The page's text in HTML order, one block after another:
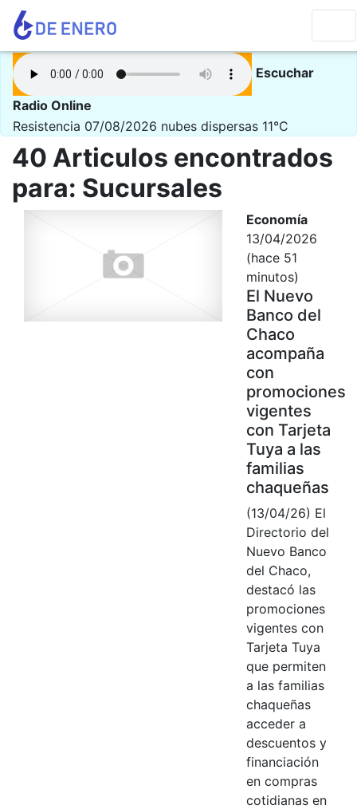
Escuchar
Radio Online
Resistencia 07/08/2026 nubes dispersas 11°C
40 Articulos encontrados
para: Sucursales
Economía
13/04/2026
(hace 51
minutos)
El Nuevo
Banco del
Chaco
acompaña
con
promociones
vigentes
con Tarjeta
Tuya a las
familias
chaqueñas
(13/04/26) El
Directorio del
Nuevo Banco
del Chaco,
destacó las
promociones
vigentes con
Tarjeta Tuya
que permiten
a las familias
chaqueñas
acceder a
descuentos y
financiación
en compras
cotidianas en